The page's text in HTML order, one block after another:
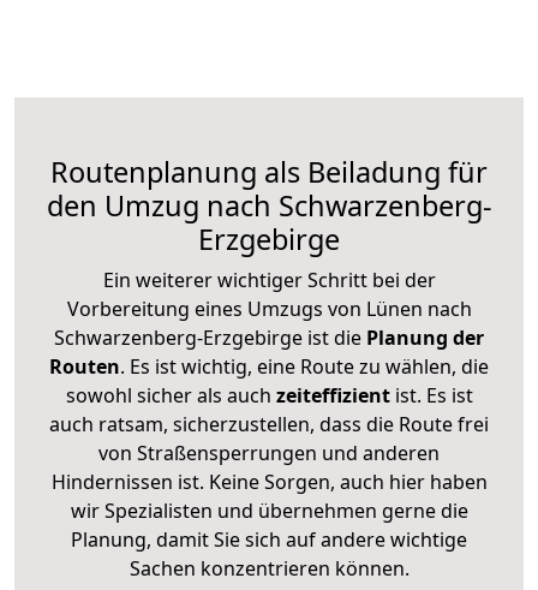
Routenplanung als Beiladung für
den Umzug nach Schwarzenberg-
Erzgebirge
Ein weiterer wichtiger Schritt bei der
Vorbereitung eines Umzugs von Lünen nach
Schwarzenberg-Erzgebirge ist die Planung der
Routen. Es ist wichtig, eine Route zu wählen, die
sowohl sicher als auch zeiteffizientist. Es ist
auch ratsam, sicherzustellen, dass die Route frei
von Straßensperrungen und anderen
Hindernissen ist. Keine Sorgen, auch hier haben
wir Spezialisten und übernehmen gerne die
Planung, damit Sie sich auf andere wichtige
Sachen konzentrieren können.